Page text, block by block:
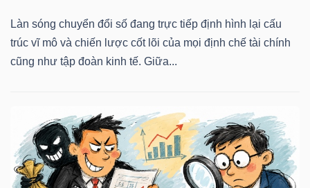
Làn sóng chuyển đổi số đang trực tiếp định hình lại cấu
trúc vĩ mô và chiến lược cốt lõi của mọi định chế tài chính
cũng như tập đoàn kinh tế. Giữa...
VĨ
MÔ
NGÀNH